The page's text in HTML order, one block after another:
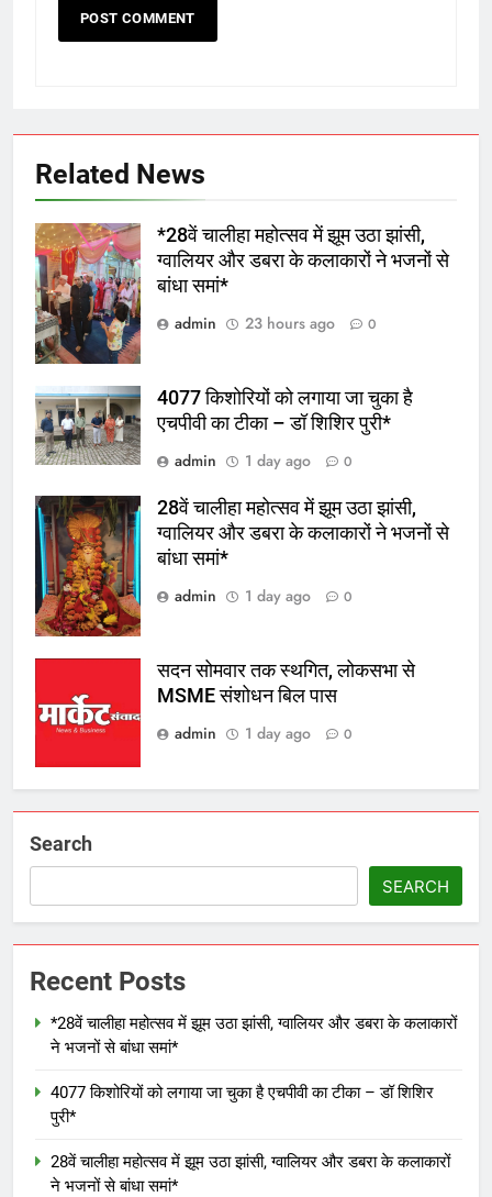
Related News
*28वें चालीहा महोत्सव में झूम उठा झांसी,
ग्वालियर और डबरा के कलाकारों ने भजनों से
बांधा समां*
admin
23 hours ago 0
4077 किशोरियों को लगाया जा चुका है
एचपीवी का टीका – डॉ शिशिर पुरी*
admin
1 day ago 0
28वें चालीहा महोत्सव में झूम उठा झांसी,
ग्वालियर और डबरा के कलाकारों ने भजनों से
बांधा समां*
admin
1 day ago 0
सदन सोमवार तक स्थगित, लोकसभा से
MSME संशोधन बिल पास
admin
1 day ago 0
Search
SEARCH
Recent Posts
*28वें चालीहा महोत्सव में झूम उठा झांसी, ग्वालियर और डबरा के कलाकारों
ने भजनों से बांधा समां*
4077 किशोरियों को लगाया जा चुका है एचपीवी का टीका – डॉ शिशिर
पुरी*
28वें चालीहा महोत्सव में झूम उठा झांसी, ग्वालियर और डबरा के कलाकारों
ने भजनों से बांधा समां*